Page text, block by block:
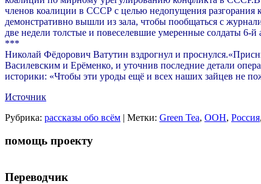
членов коалиции в СССР с целью недопущения разгорания
демонстративно вышли из зала, чтобы пообщаться с
две недели толстые и повеселевшие умеренные солдаты 6-
***
Николай Фёдорович Ватутин вздрогнул и
Василевским и Ерёменко, и уточнив последние детали
историки: «Чтобы эти уроды ещё и всех наших зайцев не
Источник
Рубрика: рассказы обо всём | Метки: Green Tea, ООН, Россия,
помощь проекту
Переводчик